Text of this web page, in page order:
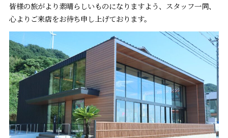
皆様の旅がより素晴らしいものになりますよう、スタッフ一同、
心よりご来店をお待ち申し上げております。